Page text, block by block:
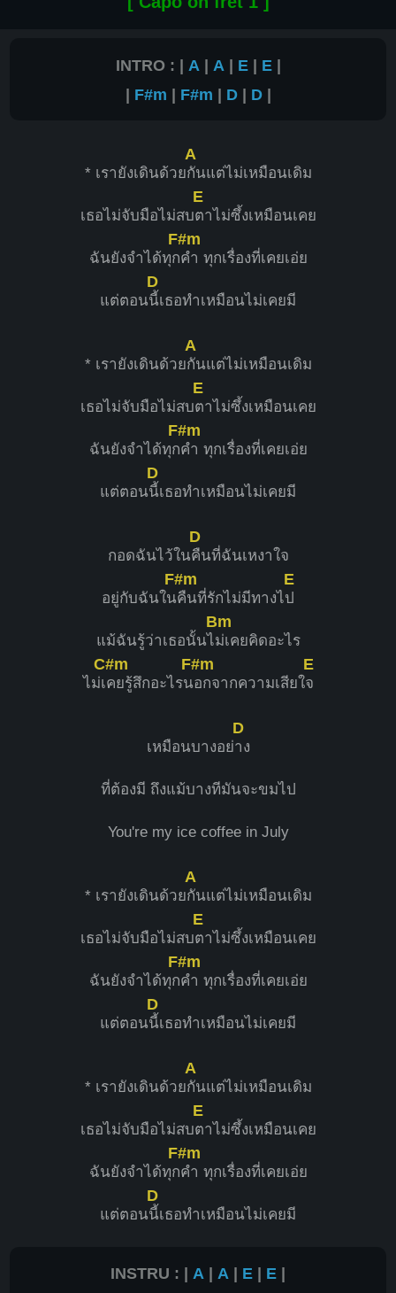
INTRO : | A | A | E| E|
| F#m | F#m | D| D|
* เรายังเดินด้วย
A
กันแต่ไม่เหมือนเดิม
เธอไม่จับมือไม่สบ
E
ตาไม่ซึ้งเหมือนเคย
ฉันยังจำได้ทุก
F#m
คำ ทุกเรื่องที่เคยเอ่ย
แต่ตอน
D
นี้เธอทำเหมือนไม่เคยมี
* เรายังเดินด้วย
A
กันแต่ไม่เหมือนเดิม
เธอไม่จับมือไม่สบ
E
ตาไม่ซึ้งเหมือนเคย
ฉันยังจำได้ทุก
F#m
คำ ทุกเรื่องที่เคยเอ่ย
แต่ตอน
D
นี้เธอทำเหมือนไม่เคยมี
กอดฉันไว้ใน
D
คืนที่ฉันเหงาใจ
อยู่กับฉันใน
F#m
คืนที่รักไม่มีทางไ
E
ป
แม้ฉันรู้ว่าเธอนั้นไ
Bm
ม่เคยคิดอะไร
ไม่เ
C#m
คยรู้สึกอะไรน
F#m
อกจากความเสียใ
E
จ
เหมือนบางอย่
D
าง
ที่ต้องมี ถึงแม้บางทีมันจะขมไป
You're my ice coffee in July
* เรายังเดินด้วย
A
กันแต่ไม่เหมือนเดิม
เธอไม่จับมือไม่สบ
E
ตาไม่ซึ้งเหมือนเคย
ฉันยังจำได้ทุก
F#m
คำ ทุกเรื่องที่เคยเอ่ย
แต่ตอน
D
นี้เธอทำเหมือนไม่เคยมี
* เรายังเดินด้วย
A
กันแต่ไม่เหมือนเดิม
เธอไม่จับมือไม่สบ
E
ตาไม่ซึ้งเหมือนเคย
ฉันยังจำได้ทุก
F#m
คำ ทุกเรื่องที่เคยเอ่ย
แต่ตอน
D
นี้เธอทำเหมือนไม่เคยมี
INSTRU : | A | A | E | E |